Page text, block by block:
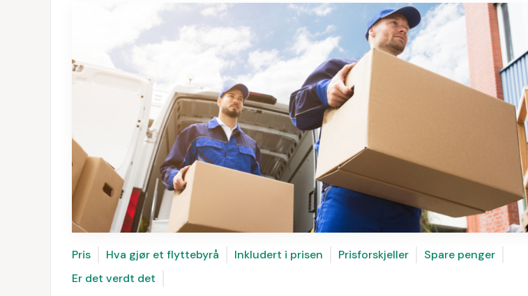
Pris Hva gjør et flyttebyrå Inkludert i prisen Prisforskjeller
Spare penger
Er det verdt det